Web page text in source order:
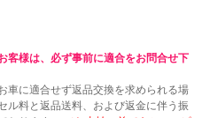
客様は、必ず事前に適合をお問合せ下
車に適合せず返品交換を求められる場
ル料と返品送料、および返金に伴う振